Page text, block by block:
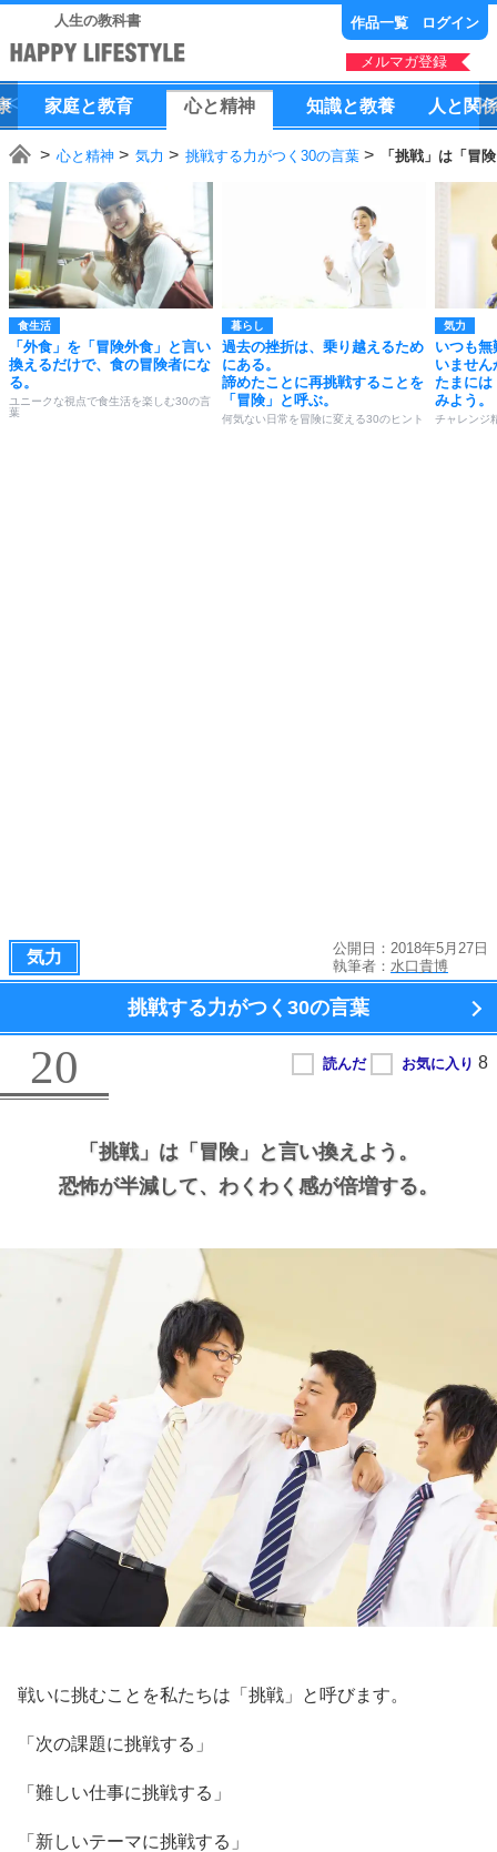
人生の教科書 作品一覧 ログイン
メルマガ登録
家庭と教育 心と精神 知識と教養 人 と 関
心と精神 気力 挑戦する力がつく30の言葉 「挑戦」は「冒
食生活
「外食」を「冒険外食」と言い
換えるだけで、食の冒険者にな
る。
ユニークな視点で食生活を楽しむ30の言
葉
暮らし
過去の挫折は、乗り越えるため
にある。
諦めたことに再挑戦することを
「冒険」と呼ぶ。
何気ない日常を冒険に変える30のヒント
気力
いつも
いません
たまには
みよう。
チャレンジ
気力
公開日：2018年5月27日
執筆者： 水口貴博
挑戦する力がつく 30の言葉
20
「挑戦」は 「冒険」と言い換えよう。
恐怖が半減して、 わくわく感が倍増する。
戦いに挑むことを私たちは「挑戦」と呼びます。
「次の課題に挑戦する」
「難しい仕事に挑戦する」
「新しいテーマに挑戦する」